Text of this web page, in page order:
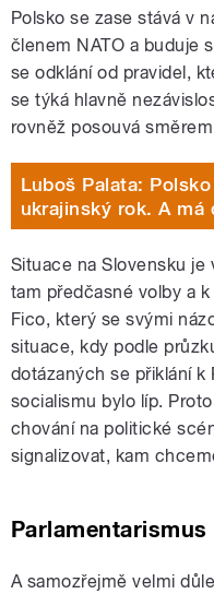
Polsko se zase stává v
členem NATO a buduje
se odklání od pravidel,
se týká hlavně
rovněž posouvá
Luboš Palata:
ukrajinský rok. A má
Situace na Slovensku
tam předčasné volby a
Fico, který se svými
situace, kdy podle
dotázaných se přiklání k
socialismu bylo líp.
chování na politické
signalizovat, kam
A samozřejmě velmi